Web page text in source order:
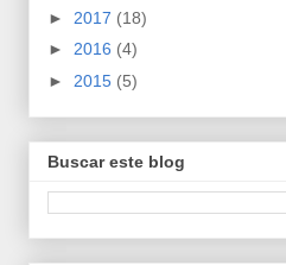
► 2017 (18)
► 2016 (4)
► 2015 (5)
Buscar este blog